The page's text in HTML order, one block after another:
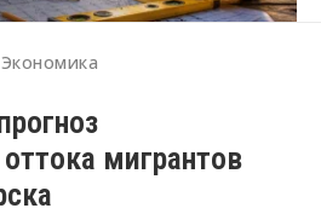
Экономика
мигрантов